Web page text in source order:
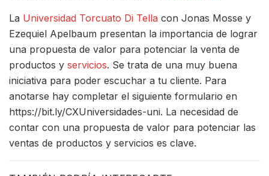
La Universidad Torcuato Di Tella con Jonas Mosse y
Ezequiel Apelbaum presentan la importancia de lograr
una propuesta de valor para potenciar la venta de
productos y servicios. Se trata de una muy buena
iniciativa para poder escuchar a tu cliente. Para
anotarse hay completar el siguiente formulario en
https://bit.ly/CXUniversidades-uni. La necesidad de
contar con una propuesta de valor para potenciar las
ventas de productos y servicios es clave.